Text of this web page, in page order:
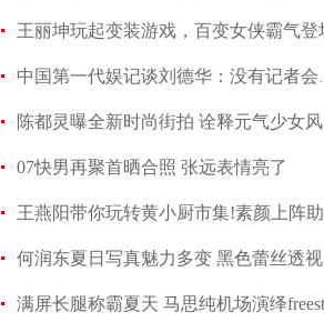
王丽坤玩起变装游戏，百变女侠霸气登
中国第一
陈都灵曝全新时尚街拍 诠释元气少女风
07快男再聚首晒合照 张远表情亮了